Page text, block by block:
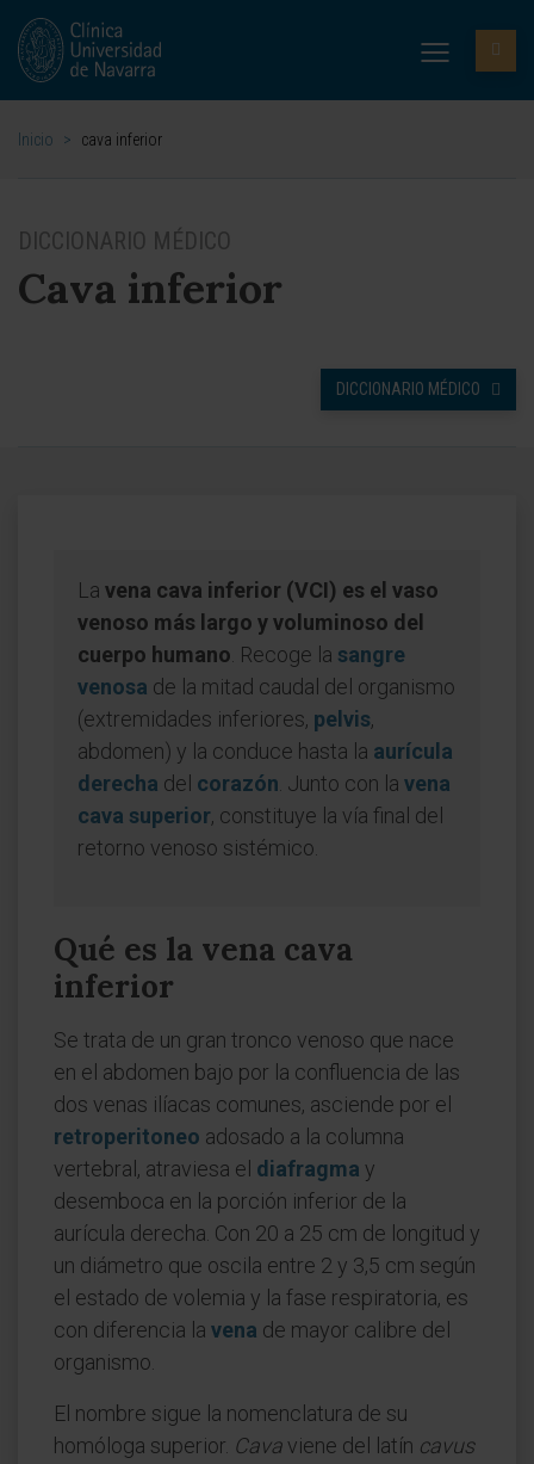
Inicio > cava inferior
DICCIONARIO MÉDICO
Cava inferior
DICCIONARIO MÉDICO
La vena cava inferior (VCI) es el vaso
venoso más largo y voluminoso del
cuerpo humano . Recoge la sangre
venosa de la mitad caudal del organismo
(extremidades inferiores, pelvis,
abdomen) y la conduce hasta la aurícula
derecha del corazón . Junto con la vena
cava superior, constituye la vía final del
retorno venoso sistémico.
Qué es la vena cava
inferior
Se trata de un gran tronco venoso que nace
en el abdomen bajo por la confluencia de las
dos venas ilíacas comunes, asciende por el
retroperitoneo adosado a la columna
vertebral, atraviesa el diafragma y
desemboca en la porción inferior de la
aurícula derecha. Con 20 a 25 cm de longitud y
un diámetro que oscila entre 2 y 3,5 cm según
el estado de volemia y la fase respiratoria, es
con diferencia la vena de mayor calibre del
organismo.
El nombre sigue la nomenclatura de su
homóloga superior. Cava viene del latín cavus